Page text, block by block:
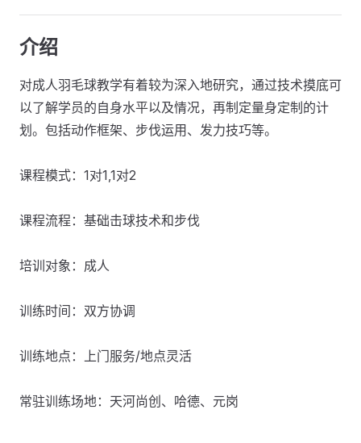
介绍
对成人羽毛球教学有着较为深入地研究，通过技术摸底可
以了解学员的自身水平以及情况，再制定量身定制的计
划。包括动作框架、步伐运用、发力技巧等。
课程模式：1对1,1对2
课程流程：基础击球技术和步伐
培训对象：成人
训练时间：双方协调
训练地点：上门服务/地点灵活
常驻训练场地：天河尚创、哈德、元岗